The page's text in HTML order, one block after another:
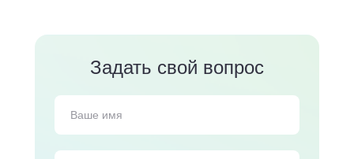
Задать свой вопрос